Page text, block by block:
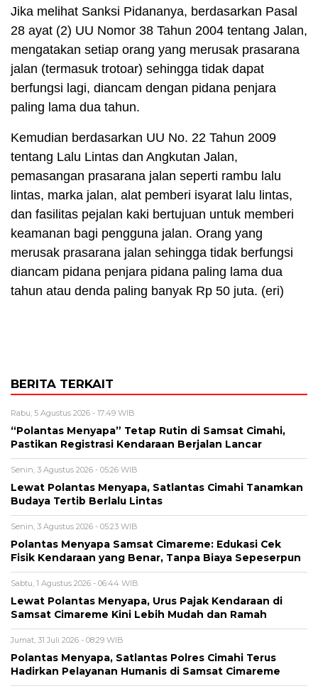
Jika melihat Sanksi Pidananya, berdasarkan Pasal
28 ayat (2) UU Nomor 38 Tahun 2004 tentang Jalan,
mengatakan setiap orang yang merusak prasarana
jalan (termasuk trotoar) sehingga tidak dapat
berfungsi lagi, diancam dengan pidana penjara
paling lama dua tahun.
Kemudian berdasarkan UU No. 22 Tahun 2009
tentang Lalu Lintas dan Angkutan Jalan,
pemasangan prasarana jalan seperti rambu lalu
lintas, marka jalan, alat pemberi isyarat lalu lintas,
dan fasilitas pejalan kaki bertujuan untuk memberi
keamanan bagi pengguna jalan. Orang yang
merusak prasarana jalan sehingga tidak berfungsi
diancam pidana penjara pidana paling lama dua
tahun atau denda paling banyak Rp 50 juta. (eri)
BERITA TERKAIT
Rabu, 5 Agustus 2026 - 17:49 WIB
“Polantas Menyapa” Tetap Rutin di Samsat Cimahi,
Pastikan Registrasi Kendaraan Berjalan Lancar
Senin, 3 Agustus 2026 - 05:26 WIB
Lewat Polantas Menyapa, Satlantas Cimahi Tanamkan
Budaya Tertib Berlalu Lintas
Senin, 3 Agustus 2026 - 05:23 WIB
Polantas Menyapa Samsat Cimareme: Edukasi Cek
Fisik Kendaraan yang Benar, Tanpa Biaya Sepeserpun
Sabtu, 1 Agustus 2026 - 06:44 WIB
Lewat Polantas Menyapa, Urus Pajak Kendaraan di
Samsat Cimareme Kini Lebih Mudah dan Ramah
Jumat, 31 Juli 2026 - 08:29 WIB
Polantas Menyapa, Satlantas Polres Cimahi Terus
Hadirkan Pelayanan Humanis di Samsat Cimareme